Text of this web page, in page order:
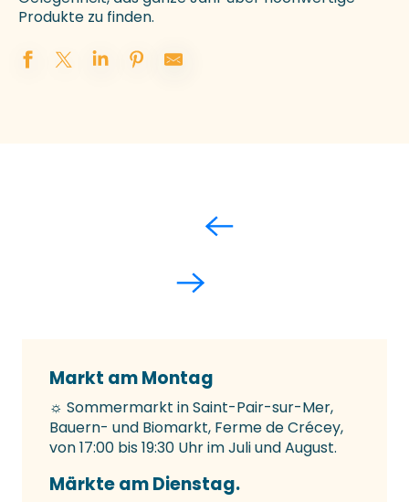
Produkte zu finden.
Markt am Montag
☼ Sommermarkt in Saint-Pair-sur-Mer,
Bauern- und Biomarkt, Ferme de Crécey,
von 17:00 bis 19:30 Uhr im Juli und August.
Märkte am Dienstag.